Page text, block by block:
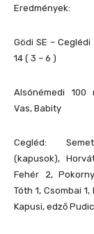
Eredmények:
Gödi SE –
14 ( 3 – 6 )
Alsónémedi 100
Vas, Babity
Cegléd:
(kapusok),
Fehér 2,
Tóth 1, Csombai
Kapusi, edző